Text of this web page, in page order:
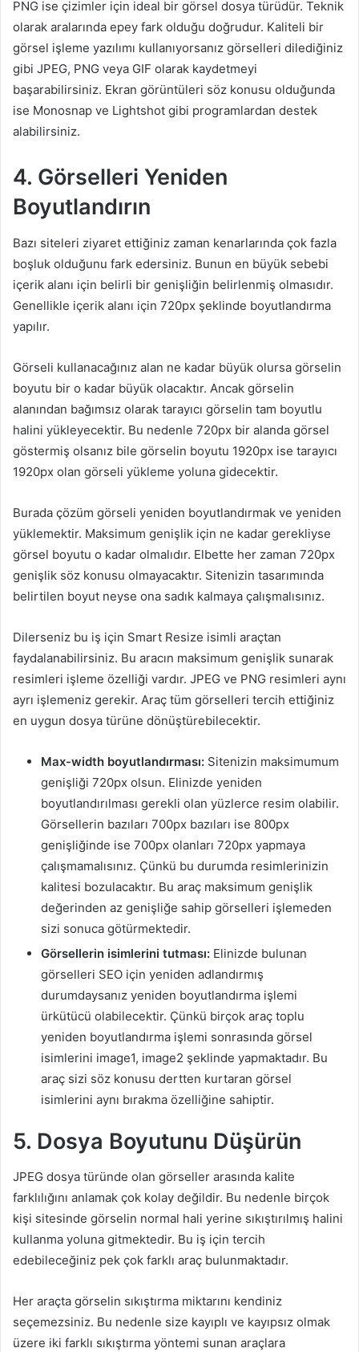
PNG ise çizimler için ideal bir görsel dosya türüdür. Teknik
olarak aralarında epey fark olduğu doğrudur. Kaliteli bir
görsel işleme yazılımı kullanıyorsanız görselleri dilediğiniz
gibi JPEG, PNG veya GIF olarak kaydetmeyi
başarabilirsiniz. Ekran görüntüleri söz konusu olduğunda
ise Monosnap ve Lightshot gibi programlardan destek
alabilirsiniz.
4. Görselleri Yeniden
Boyutlandırın
Bazı siteleri ziyaret ettiğiniz zaman kenarlarında çok fazla
boşluk olduğunu fark edersiniz. Bunun en büyük sebebi
içerik alanı için belirli bir genişliğin belirlenmiş olmasıdır.
Genellikle içerik alanı için 720px şeklinde boyutlandırma
yapılır.
Görseli kullanacağınız alan ne kadar büyük olursa görselin
boyutu bir o kadar büyük olacaktır. Ancak görselin
alanından bağımsız olarak tarayıcı görselin tam boyutlu
halini yükleyecektir. Bu nedenle 720px bir alanda görsel
göstermiş olsanız bile görselin boyutu 1920px ise tarayıcı
1920px olan görseli yükleme yoluna gidecektir.
Burada çözüm görseli yeniden boyutlandırmak ve yeniden
yüklemektir. Maksimum genişlik için ne kadar gerekliyse
görsel boyutu o kadar olmalıdır. Elbette her zaman 720px
genişlik söz konusu olmayacaktır. Sitenizin tasarımında
belirtilen boyut neyse ona sadık kalmaya çalışmalısınız.
Dilerseniz bu iş için Smart Resize isimli araçtan
faydalanabilirsiniz. Bu aracın maksimum genişlik sunarak
resimleri işleme özelliği vardır. JPEG ve PNG resimleri aynı
ayrı işlemeniz gerekir. Araç tüm görselleri tercih ettiğiniz
en uygun dosya türüne dönüştürebilecektir.
Max-width boyutlandırması: Sitenizin maksimumum
genişliği 720px olsun. Elinizde yeniden
boyutlandırılması gerekli olan yüzlerce resim olabilir.
Görsellerin bazıları 700px bazıları ise 800px
genişliğinde ise 700px olanları 720px yapmaya
çalışmamalısınız. Çünkü bu durumda resimlerinizin
kalitesi bozulacaktır. Bu araç maksimum genişlik
değerinden az genişliğe sahip görselleri işlemeden
sizi sonuca götürmektedir.
Görsellerin isimlerini tutması: Elinizde bulunan
görselleri SEO için yeniden adlandırmış
durumdaysanız yeniden boyutlandırma işlemi
ürkütücü olabilecektir. Çünkü birçok araç toplu
yeniden boyutlandırma işlemi sonrasında görsel
isimlerini image1, image2 şeklinde yapmaktadır. Bu
araç sizi söz konusu dertten kurtaran görsel
isimlerini aynı bırakma özelliğine sahiptir.
5. Dosya Boyutunu Düşürün
JPEG dosya türünde olan görseller arasında kalite
farklılığını anlamak çok kolay değildir. Bu nedenle birçok
kişi sitesinde görselin normal hali yerine sıkıştırılmış halini
kullanma yoluna gitmektedir. Bu iş için tercih
edebileceğiniz pek çok farklı araç bulunmaktadır.
Her araçta görselin sıkıştırma miktarını kendiniz
seçemezsiniz. Bu nedenle size kayıplı ve kayıpsız olmak
üzere iki farklı sıkıştırma yöntemi sunan araçlara